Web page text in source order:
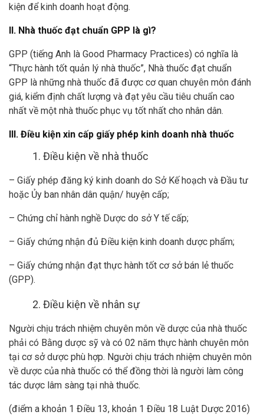
kiện để kinh doanh hoạt động.
II. Nhà thuốc đạt chuẩn GPP là gì?
GPP (tiếng Anh là Good Pharmacy Practices) có nghĩa là
“Thực hành tốt quản lý nhà thuốc”, Nhà thuốc đạt chuẩn
GPP là những nhà thuốc đã được cơ quan chuyên môn đánh
giá, kiểm định chất lượng và đạt yêu cầu tiêu chuẩn cao
nhất về một nhà thuốc phục vụ tốt nhất cho nhân dân.
III. Điều kiện xin cấp giấy phép kinh doanh nhà thuốc
1. Điều kiện về nhà thuốc
– Giấy phép đăng ký kinh doanh do Sở Kế hoạch và Đầu tư
hoặc Ủy ban nhân dân quận/ huyện cấp;
– Chứng chỉ hành nghề Dược do sở Y tế cấp;
– Giấy chứng nhận đủ Điều kiện kinh doanh dược phẩm;
– Giấy chứng nhận đạt thực hành tốt cơ sở bán lẻ thuốc
(GPP).
2. Điều kiện về nhân sự
Người chịu trách nhiệm chuyên môn về dược của nhà thuốc
phải có Bằng dược sỹ và có 02 năm thực hành chuyên môn
tại cơ sở dược phù hợp. Người chịu trách nhiệm chuyên môn
về dược của nhà thuốc có thể đồng thời là người làm công
tác dược lâm sàng tại nhà thuốc.
(điểm a khoản 1 Điều 13, khoản 1 Điều 18 Luật Dược 2016)